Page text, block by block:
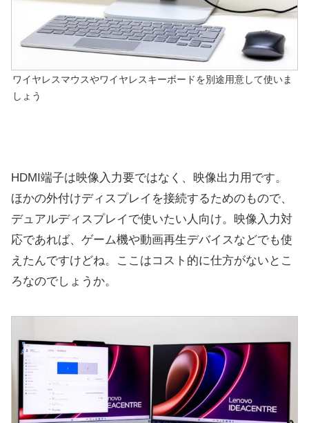
ワイヤレスマウスやワイヤレスキーボードを別途用意して使いま
しょう
HDMI端子は映像入力要ではなく、映像出力用です。
ほかの外付けディスプレイを接続するためのもので、
デュアルディスプレイで使いたい人向け。映像入力対
応であれば、ゲーム機や動画再生デバイスなどでも使
えたんですけどね。ここはコスト的に仕方がないとこ
ろなのでしょうか。